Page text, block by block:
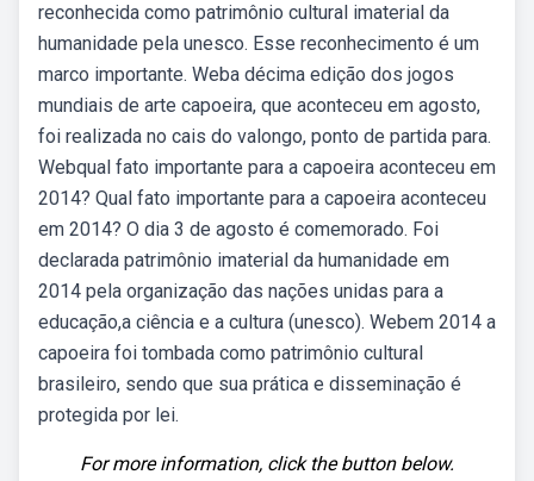
reconhecida como patrimônio cultural imaterial da
humanidade pela unesco. Esse reconhecimento é um
marco importante. Weba décima edição dos jogos
mundiais de arte capoeira, que aconteceu em agosto,
foi realizada no cais do valongo, ponto de partida para.
Webqual fato importante para a capoeira aconteceu em
2014? Qual fato importante para a capoeira aconteceu
em 2014? O dia 3 de agosto é comemorado. Foi
declarada patrimônio imaterial da humanidade em
2014 pela organização das nações unidas para a
educação,a ciência e a cultura (unesco). Webem 2014 a
capoeira foi tombada como patrimônio cultural
brasileiro, sendo que sua prática e disseminação é
protegida por lei.
For more information, click the button below.